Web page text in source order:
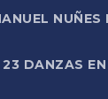
NUÑES
DANZAS